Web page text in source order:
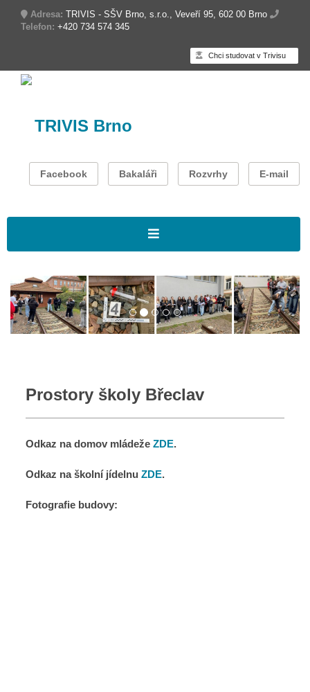
Adresa: TRIVIS - SŠV Brno, s.r.o., Veveří 95, 602 00 Brno
Telefon: +420 734 574 345
Chci studovat v Trivisu
TRIVIS Brno
Facebook Bakaláři Rozvrhy E-mail
Prostory školy Břeclav
Odkaz na domov mládežeZDE.
Odkaz na školní jídelnuZDE.
Fotografie budovy: